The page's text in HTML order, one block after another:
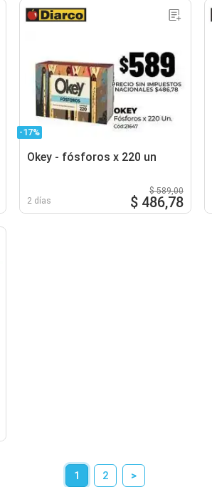
-17%
Okey - fósforos x 220 un
2 días
$ 589,00
$ 486,78
1 2 >